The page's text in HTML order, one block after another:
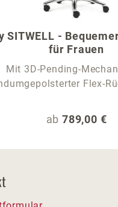
SITWELL -
für Frauen
Mit 3D-Pending-
Flex-
Regulärer
ab 789,00 €